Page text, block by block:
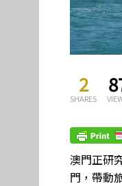
2
SHARES
澳門正研
門，帶動